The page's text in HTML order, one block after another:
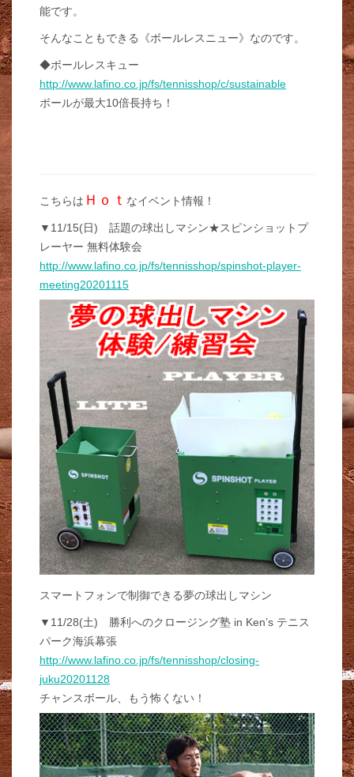
能です。
そんなこともできる《ボールレスニュー》なのです。
◆ボールレスキュー
http://www.lafino.co.jp/fs/tennisshop/c/sustainable
ボールが最大10倍長持ち！
こちらは Ｈｏｔ なイベント情報！
▼11/15(日) 話題の球出しマシン★スピンショットプ
レーヤー 無料体験会
http://www.lafino.co.jp/fs/tennisshop/spinshot-player-
meeting20201115
スマートフォンで制御できる夢の球出しマシン
▼11/28(土) 勝利へのクロージング塾 in Ken’s テニス
パーク海浜幕張
http://www.lafino.co.jp/fs/tennisshop/closing-
juku20201128
チャンスボール、もう怖くない！